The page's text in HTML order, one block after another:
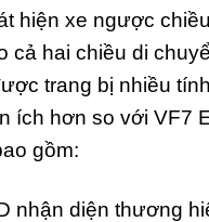
hiện xe ngược
cả hai chiều di
trang bị nhiều
ích hơn so với VF7
gồm:
nhận diện thương